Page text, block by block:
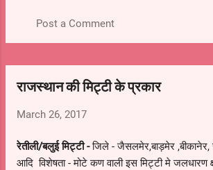
किया जा रहा है और प्रत्येक रोल नम्बर के ख कोष्ठक में
योग्यताक्रम दर्शाया गया है। इन अस्थाई रुप से सफल
Post a Comment
राजस्थान की मिट्टी के प्रकार
March 26, 2017
रेतीली/बलुई मिट्टी -जिले - जैसलमेर,बाड़मेर ,बीकानेर,
आदि विशेषता - मोटे कण वाली इस मिट्टी मे जलधारण